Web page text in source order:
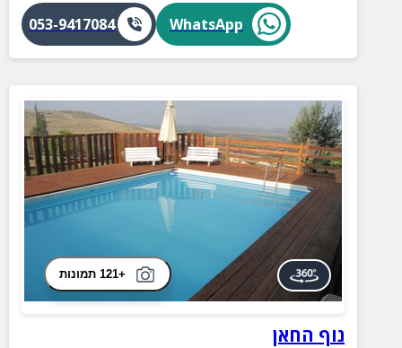
WhatsApp
053-9417084
+121 תמונות
נוף החאן